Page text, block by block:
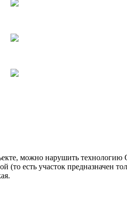
можно нарушить
есть участок предназначен